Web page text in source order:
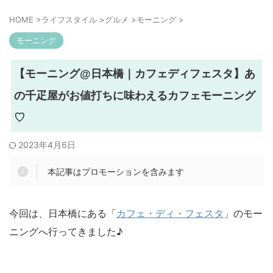
HOME >ライフスタイル >グルメ >モーニング >
モーニング
【モーニング@日本橋｜カフェディフェスタ】あ
の千疋屋がお値打ちに味わえるカフェモーニング
♡
2023年4月6日
本記事はプロモーションを含みます
今回は、日本橋にある「カフェ・ディ・フェスタ 」のモー
ニングへ行ってきました♪